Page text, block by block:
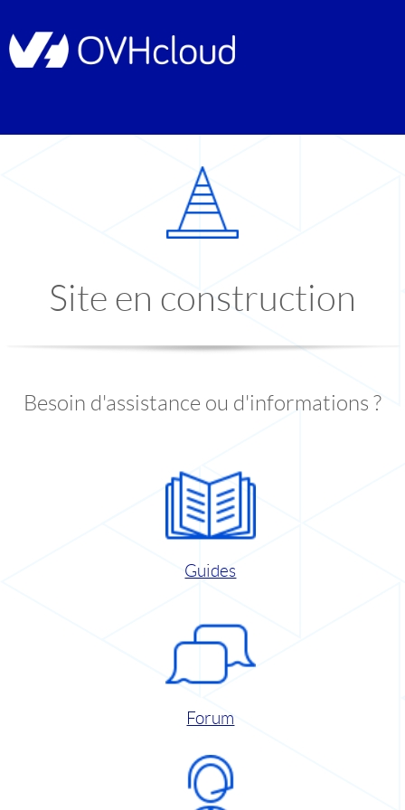
Site en construction
Besoin d'assistance ou d'informations ?
Guides
Forum